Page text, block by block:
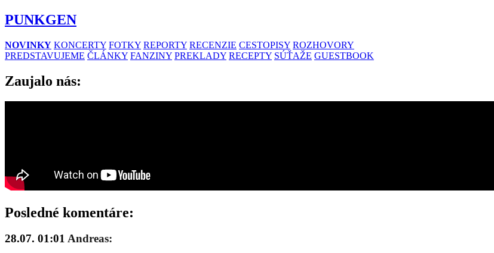
PUNKGEN
NOVINKY KONCERTY FOTKY REPORTY RECENZIE CESTOPISY ROZHOVORY
PREDSTAVUJEME ČLÁNKY FANZINY PREKLADY RECEPTY SÚŤAŽE GUESTBOOK
Zaujalo nás:
Posledné komentáre:
28.07. 01:01 Andreas: